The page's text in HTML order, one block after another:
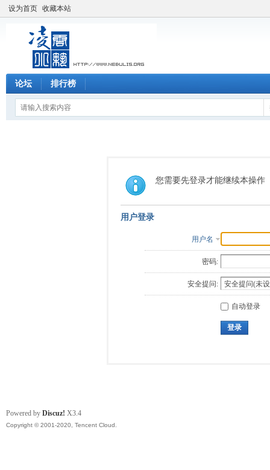
设为首页 收藏本站
论坛 排行榜
您需要先登录才能继续本操作
用户登录
用户名
密码:
安全提问:
自动登录
登录
Powered by Discuz! X3.4
Copyright © 2001-2020, Tencent Cloud.